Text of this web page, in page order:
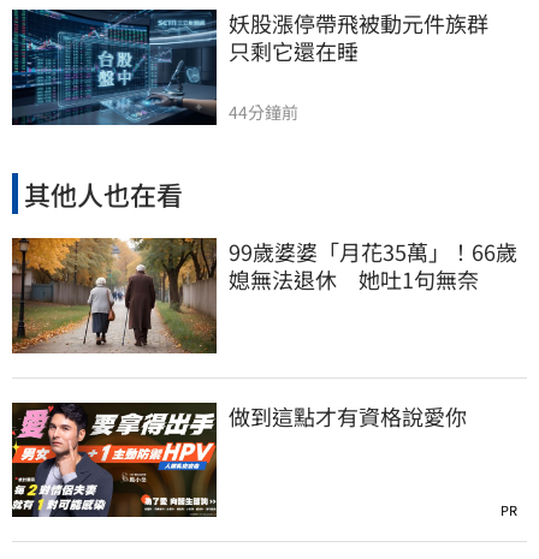
妖股漲停帶飛被動元件族群
只剩它還在睡
44分鐘前
其他人也在看
99歲婆婆「月花35萬」！66歲
媳無法退休 她吐1句無奈
做到這點才有資格說愛你
PR